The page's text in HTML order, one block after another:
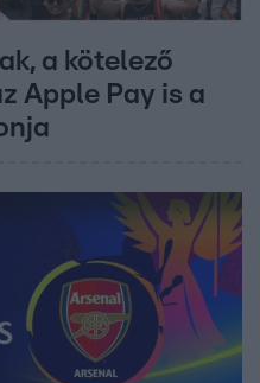
a kötelező
Apple Pay is a